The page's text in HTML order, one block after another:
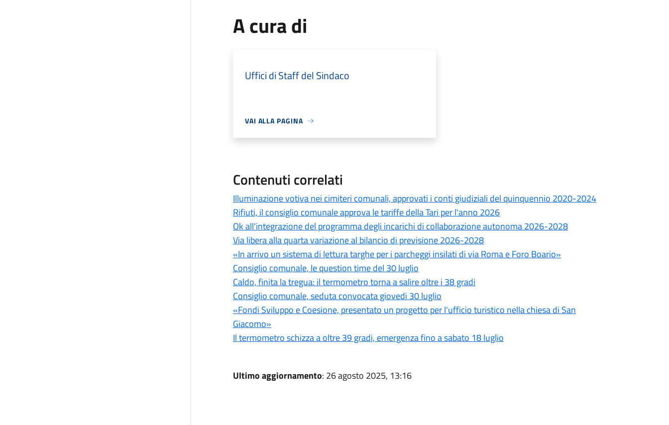
A cura di
Uffici di Staff del Sindaco
VAI ALLA PAGINA
Contenuti correlati
Illuminazione votiva nei cimiteri comunali, approvati i conti giudiziali del quinquennio 2020-2024
Rifiuti, il consiglio comunale approva le tariffe della Tari per l'anno 2026
Ok all'integrazione del programma degli incarichi di collaborazione autonoma 2026-2028
Via libera alla quarta variazione al bilancio di previsione 2026-2028
«In arrivo un sistema di lettura targhe per i parcheggi insilati di via Roma e Foro Boario»
Consiglio comunale, le question time del 30 luglio
Caldo, finita la tregua: il termometro torna a salire oltre i 38 gradi
Consiglio comunale, seduta convocata giovedi 30 luglio
«Fondi Sviluppo e Coesione, presentato un progetto per l'ufficio turistico nella chiesa di San
Giacomo»
Il termometro schizza a oltre 39 gradi, emergenza fino a sabato 18 luglio
Ultimo aggiornamento: 26 agosto 2025, 13:16